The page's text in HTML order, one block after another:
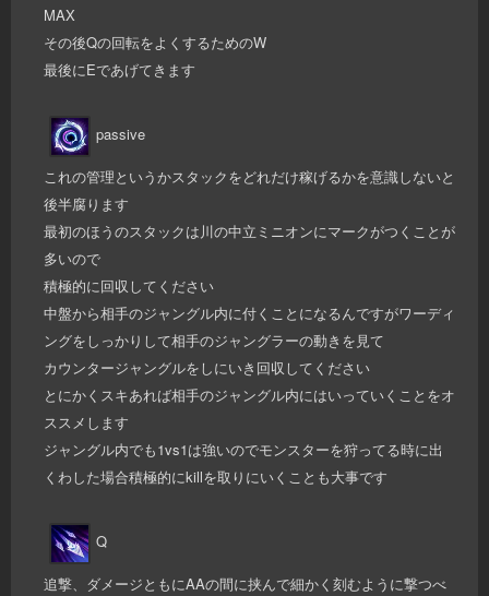
MAX
その後Qの回転をよくするためのW
最後にEであげてきます
passive
これの管理というかスタックをどれだけ稼げるかを意識しないと
後半腐ります
最初のほうのスタックは川の中立ミニオンにマークがつくことが
多いので
積極的に回収してください
中盤から相手のジャングル内に付くことになるんですがワーディ
ングをしっかりして相手のジャングラーの動きを見て
カウンタージャングルをしにいき回収してください
とにかくスキあれば相手のジャングル内にはいっていくことをオ
ススメします
ジャングル内でも1vs1は強いのでモンスターを狩ってる時に出
くわした場合積極的にkillを取りにいくことも大事です
Q
追撃、ダメージともにAAの間に挟んで細かく刻むように撃つべ